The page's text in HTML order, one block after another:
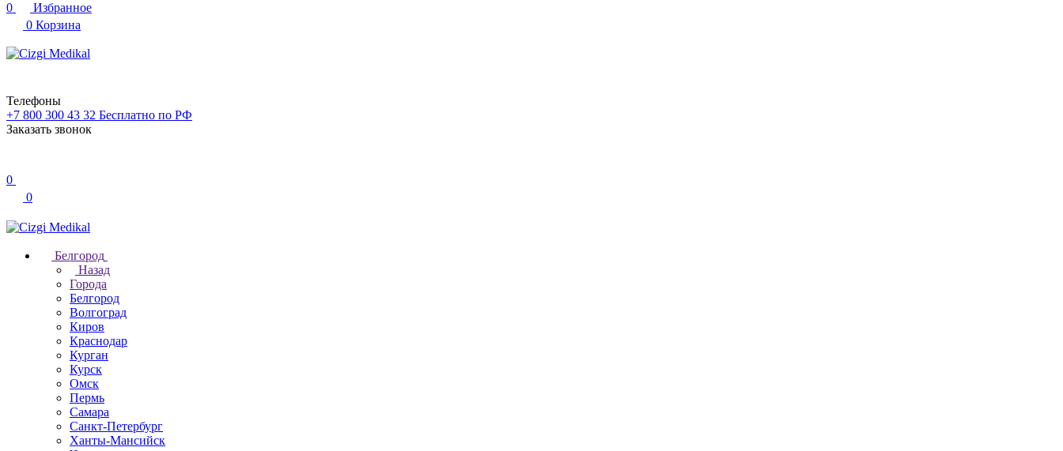
0
Избранное
0 Корзина
Телефоны
+7 800 300 43 32 Бесплатно по РФ
Заказать звонок
0
0
Белгород
Назад
Города
Белгород
Волгоград
Киров
Краснодар
Курган
Курск
Омск
Пермь
Самара
Санкт-Петербург
Ханты-Мансийск